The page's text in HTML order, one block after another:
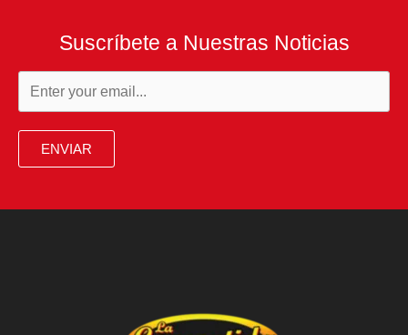
Suscríbete a Nuestras Noticias
ENVIAR